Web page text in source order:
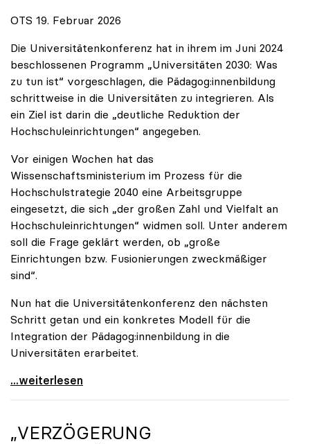
OTS 19. Februar 2026
Die Universitätenkonferenz hat in ihrem im Juni 2024
beschlossenen Programm „Universitäten 2030: Was
zu tun ist“ vorgeschlagen, die Pädagog:innenbildung
schrittweise in die Universitäten zu integrieren. Als
ein Ziel ist darin die „deutliche Reduktion der
Hochschuleinrichtungen“ angegeben.
Vor einigen Wochen hat das
Wissenschaftsministerium im Prozess für die
Hochschulstrategie 2040 eine Arbeitsgruppe
eingesetzt, die sich „der großen Zahl und Vielfalt an
Hochschuleinrichtungen“ widmen soll. Unter anderem
soll die Frage geklärt werden, ob „große
Einrichtungen bzw. Fusionierungen zweckmäßiger
sind“.
Nun hat die Universitätenkonferenz den nächsten
Schritt getan und ein konkretes Modell für die
Integration der Pädagog:innenbildung in die
Universitäten erarbeitet.
Schools of Education an den Universitäten: Für
...weiterlesen
„VERZÖGERUNG